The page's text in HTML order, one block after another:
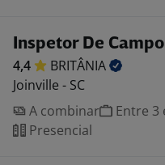
Inspetor De
4,4
BRITÂNIA
Joinville - SC
A combinar
Entre 3
Presencial